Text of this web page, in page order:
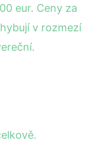
eur. Ceny za
v rozmezí